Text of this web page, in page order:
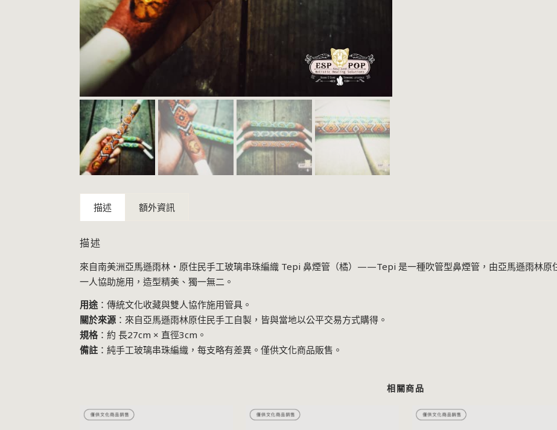
描述 額外資訊
描述
來自南美洲亞馬遜雨林・原住民手工玻璃串珠編織 Tepi 鼻煙管（橘）——Tepi 是一種吹管型鼻煙管，由亞馬遜雨林原
一人協助施用，造型精美、獨一無二。
用途 ：傳統文化收藏與雙人協作施用管具。
關於來源 ：來自亞馬遜雨林原住民手工自製，皆與當地以公平交易方式購得。
規格：約 長27cm × 直徑3cm。
備註 ：純手工玻璃串珠編織，每支略有差異。僅供文化商品販售。
相關商品